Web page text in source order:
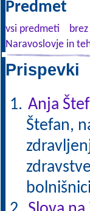
Predmet
vsi predmeti
Naravoslovje in
Prispevki
Anja
Štefan,